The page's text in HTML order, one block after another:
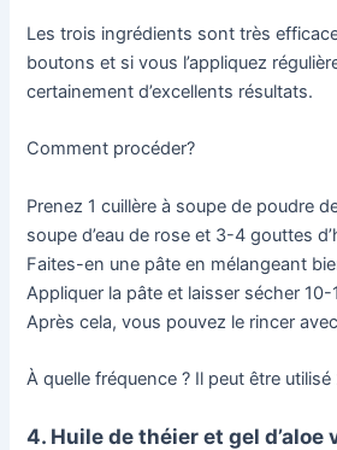
Les trois ingrédients sont très
boutons et si vous l’appliquez
certainement d’excellents résultats.
Comment procéder?
Prenez 1 cuillère à soupe de poudre
soupe d’eau de rose et 3-4 gouttes
Faites-en une pâte en mélangeant
Appliquer la pâte et laisser sécher 10-
Après cela, vous pouvez le rincer
À quelle fréquence ? Il peut être
4. Huile de théier et gel d’aloe